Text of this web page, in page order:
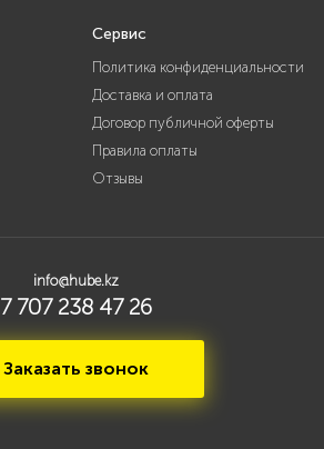
Сервис
Политика конфиденциальности
Доставка и оплата
Договор публичной оферты
Правила оплаты
Отзывы
info@hube.kz
7 707 238 47 26
Заказать звонок